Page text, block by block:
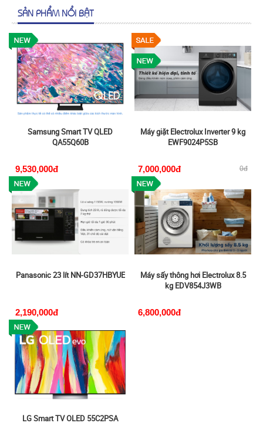
SẢN PHẨM NỔI BẬT
Samsung Smart TV QLED
QA55Q60B
9,530,000đ
Máy giặt Electrolux Inverter 9 kg
EWF9024P5SB
7,000,000đ 0đ
Panasonic 23 lít NN-GD37HBYUE
2,190,000đ
Máy sấy thông hơi Electrolux 8.5
kg EDV854J3WB
6,800,000đ
LG Smart TV OLED 55C2PSA